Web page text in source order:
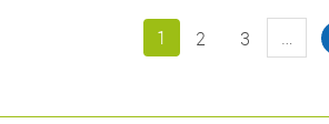
1 2 3 …